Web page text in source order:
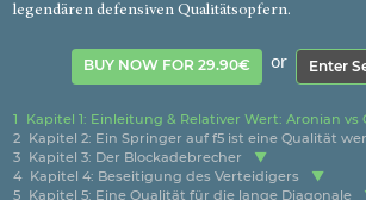
legendären defensiven Qualitätsopfern.
BUY NOW FOR 29.90€ or Enter
1
Kapitel 1: Einleitung & Relativer Wert: Aronian vs
2
Kapitel 2: Ein Springer auf f5 ist eine Qualität
3
Kapitel 3: Der Blockadebrecher
4
Kapitel 4: Beseitigung des Verteidigers
5
Kapitel 5: Eine Qualität für die lange Diagonale